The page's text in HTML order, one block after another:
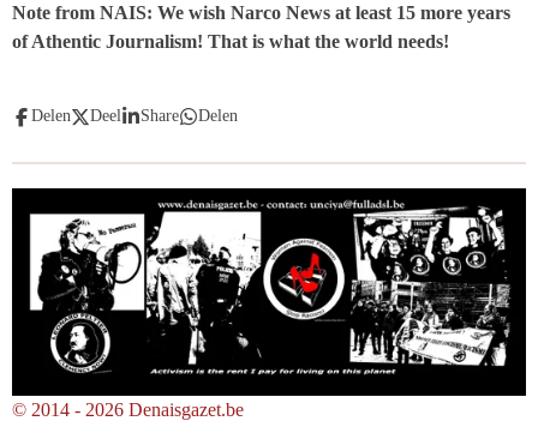
Note from NAIS: We wish Narco News at least 15 more years
of Athentic Journalism! That is what the world needs!
Delen Deel Share Delen
© 2014 - 2026 Denaisgazet.be